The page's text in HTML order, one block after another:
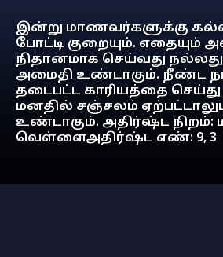
இன்று மாணவர்களுக்கு
போட்டி குறையும். எதையும்
நிதானமாக செய்வது
அமைதி உண்டாகும். நீண்ட
தடைபட்ட காரியத்தை செய்து
மனதில் சஞ்சலம்
உண்டாகும். அதிர்ஷ்ட நிறம்:
வெள்ளைஅதிர்ஷ்ட எண்: 9, 3